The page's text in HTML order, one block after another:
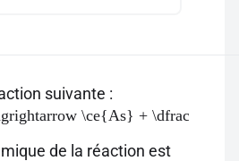
suivante :
\ce{As} +
de la réaction est